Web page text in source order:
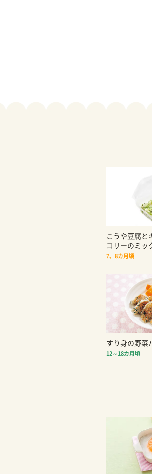
こうや豆腐と
コリーのミッ
7、8カ月頃
すり身の野菜
12～18カ月頃